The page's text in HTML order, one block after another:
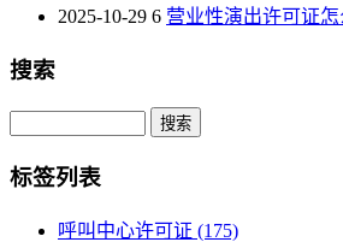
2025-10-29 6 营业性演出许可证
搜索
Search
标签列表
呼叫中心许可证 (175)